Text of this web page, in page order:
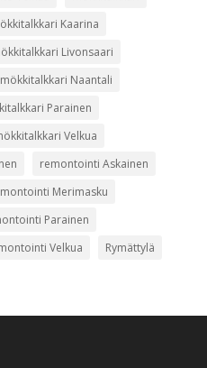
Kaarina
Livonsaari
mökkitalkkari Naantali
Parainen
Velkua
remontointi Askainen
Merimasku
Parainen
Velkua Rymättylä